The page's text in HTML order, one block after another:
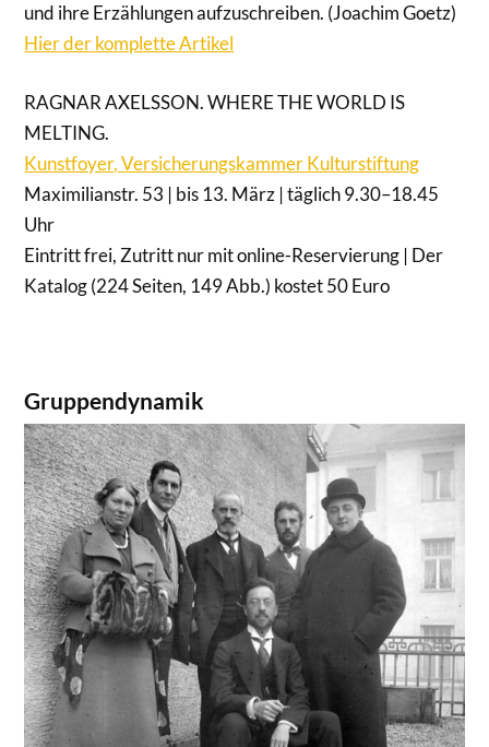
und ihre Erzählungen aufzuschreiben. (Joachim Goetz)
Hier der komplette Artikel
RAGNAR AXELSSON. WHERE THE WORLD IS
MELTING.
Kunstfoyer, Versicherungskammer Kulturstiftung
Maximilianstr. 53 | bis 13. März | täglich 9.30–18.45
Uhr
Eintritt frei, Zutritt nur mit online-Reservierung | Der
Katalog (224 Seiten, 149 Abb.) kostet 50 Euro
Gruppendynamik